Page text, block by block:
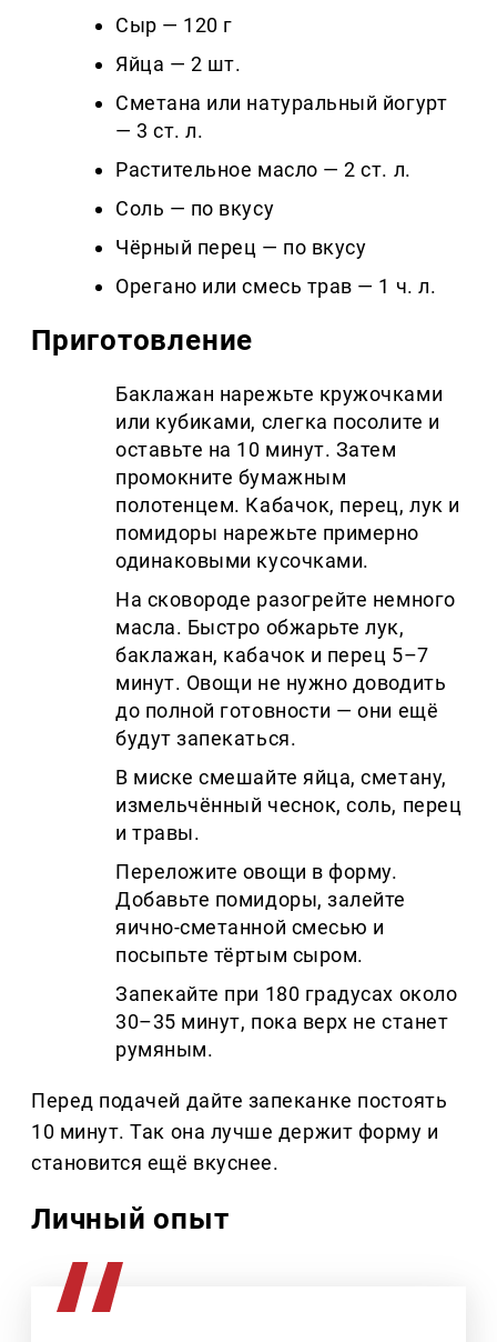
Сыр — 120 г
Яйца — 2 шт.
Сметана или натуральный йогурт
— 3 ст. л.
Растительное масло — 2 ст. л.
Соль — по вкусу
Чёрный перец — по вкусу
Орегано или смесь трав — 1 ч. л.
Приготовление
Баклажан нарежьте кружочками
или кубиками, слегка посолите и
оставьте на 10 минут. Затем
промокните бумажным
полотенцем. Кабачок, перец, лук и
помидоры нарежьте примерно
одинаковыми кусочками.
На сковороде разогрейте немного
масла. Быстро обжарьте лук,
баклажан, кабачок и перец 5–7
минут. Овощи не нужно доводить
до полной готовности — они ещё
будут запекаться.
В миске смешайте яйца, сметану,
измельчённый чеснок, соль, перец
и травы.
Переложите овощи в форму.
Добавьте помидоры, залейте
яично-сметанной смесью и
посыпьте тёртым сыром.
Запекайте при 180 градусах около
30–35 минут, пока верх не станет
румяным.
Перед подачей дайте запеканке постоять
10 минут. Так она лучше держит форму и
становится ещё вкуснее.
Личный опыт